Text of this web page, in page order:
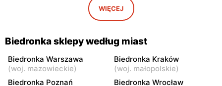
Warszawa, ul. Ogrodowa 58
Warszawa al. Solidarności
86 88
Biedronka
Warszawa, ul. Dobra 42
Biedronka
Warszawa, ul. Juliana
Ursyna Niemcewicza 8
Biedronka Biedronka
WIĘCEJ
Biedronka sklepy według miast
Biedronka Warszawa
(woj. mazowieckie)
Biedronka Kraków
(woj. małopolskie)
Biedronka Poznań
Biedronka Wrocław